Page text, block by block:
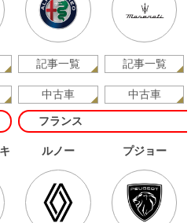
記事一覧
中古車
記事一覧
中古車
フランス
ルノー プジョー